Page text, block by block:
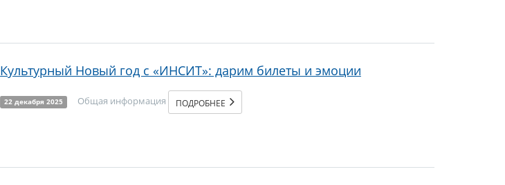
Культурный Новый год с «ИНСИТ»: дарим билеты и эмоции
22 декабря 2025 Общая информация ПОДРОБНЕЕ